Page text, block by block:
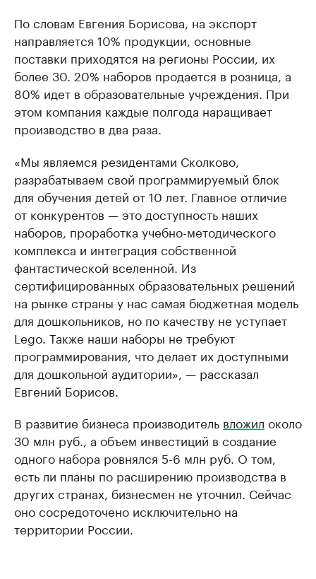
По словам Евгения Борисова, на экспорт
направляется 10% продукции, основные
поставки приходятся на регионы России, их
более 30. 20% наборов продается в розница, а
80% идет в образовательные учреждения. При
этом компания каждые полгода наращивает
производство в два раза.
«Мы являемся резидентами Сколково,
разрабатываем свой программируемый блок
для обучения детей от 10 лет. Главное отличие
от конкурентов — это доступность наших
наборов, проработка учебно-методического
комплекса и интеграция собственной
фантастической вселенной. Из
сертифицированных образовательных решений
на рынке страны у нас самая бюджетная модель
для дошкольников, но по качеству не уступает
Lego. Также наши наборы не требуют
программирования, что делает их доступными
для дошкольной аудитории», — рассказал
Евгений Борисов.
В развитие бизнеса производитель вложил около
30 млн руб., а объем инвестиций в создание
одного набора ровнялся 5-6 млн руб. О том,
есть ли планы по расширению производства в
других странах, бизнесмен не уточнил. Сейчас
оно сосредоточено исключительно на
территории России.